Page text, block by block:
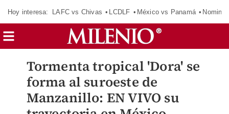
Hoy interesa: LAFC vs Chivas LCDLF México vs Panamá
Tormenta tropical 'Dora' se
forma al suroeste de
Manzanillo: EN VIVO su